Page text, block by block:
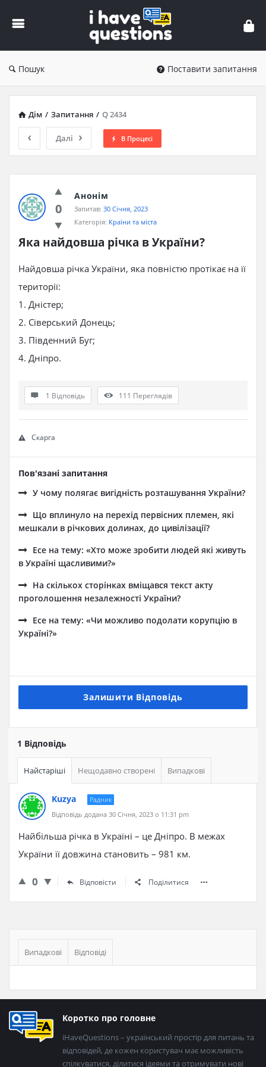
iHaveQuestions
Пошук Поставити запитання
Дім / Запитання / Q 2434
Далі В Процесі
0
Анонім
Запитав: 30 Січня, 2023
Категорія: Країни та міста
Яка найдовша річка в України?
Найдовша річка України, яка повністю протікає на її
території:
1. Дністер;
2. Сіверський Донець;
3. Південний Буг;
4. Дніпро.
1 Відповідь 111 Переглядів
Скарга
Пов'язані запитання
У чому полягає вигідність розташування України?
Що вплинуло на перехід первісних племен, які
мешкали в річкових долинах, до цивілізації?
Есе на тему: «Хто може зробити людей які живуть
в Україні щасливими?»
На скількох сторінках вміщався текст акту
проголошення незалежності України?
Есе на тему: «Чи можливо подолати корупцію в
Україні?»
Залишити Відповідь
1 Відповідь
Найстаріші Нещодавно створені Випадкові
Kuzya
Радник
Відповідь додана 30 Січня, 2023 о 11:31 pm
Найбільша річка в Україні – це Дніпро. В межах
України її довжина становить – 981 км.
0 Відповісти Поділитися
Бічна
панель
Випадкові Відповіді
Нижній
колонтитул
Коротко про головне
iHaveQuestions – український простір для питань та
відповідей, де кожен користувач має можливість
спілкуватися, ділитися ідеями та отримувати нові